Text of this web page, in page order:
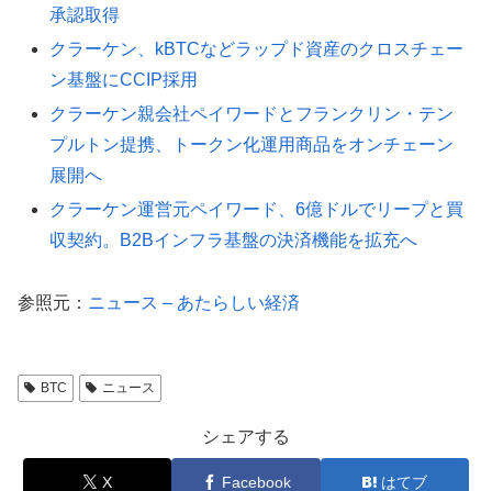
承認取得
クラーケン、kBTCなどラップド資産のクロスチェー
ン基盤にCCIP採用
クラーケン親会社ペイワードとフランクリン・テン
プルトン提携、トークン化運用商品をオンチェーン
展開へ
クラーケン運営元ペイワード、6億ドルでリープと買
収契約。B2Bインフラ基盤の決済機能を拡充へ
参照元： ニュース – あたらしい経済
BTC ニュース
シェアする
X Facebook はてブ